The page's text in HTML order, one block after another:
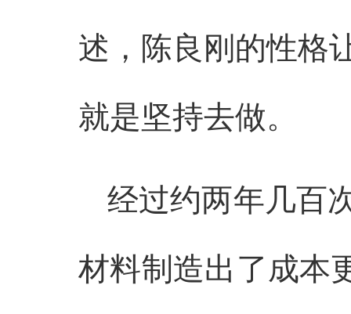
述，陈良刚的性格
就是坚持去做。
经过约两年几百
材料制造出了成本